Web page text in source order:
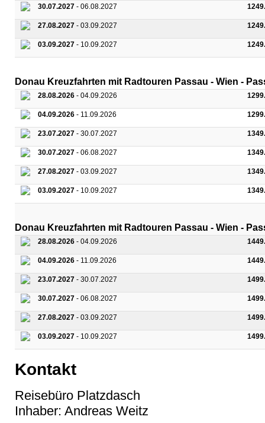
30.07.2027 - 06.08.2027
27.08.2027 - 03.09.2027
03.09.2027 - 10.09.2027
Donau Kreuzfahrten mit Radtouren Passau - Wien -
28.08.2026 - 04.09.2026
04.09.2026 - 11.09.2026
23.07.2027 - 30.07.2027
30.07.2027 - 06.08.2027
27.08.2027 - 03.09.2027
03.09.2027 - 10.09.2027
Donau Kreuzfahrten mit Radtouren Passau - Wien -
28.08.2026 - 04.09.2026
04.09.2026 - 11.09.2026
23.07.2027 - 30.07.2027
30.07.2027 - 06.08.2027
27.08.2027 - 03.09.2027
03.09.2027 - 10.09.2027
Kontakt
Reisebüro Platzdasch
Inhaber: Andreas Weitz